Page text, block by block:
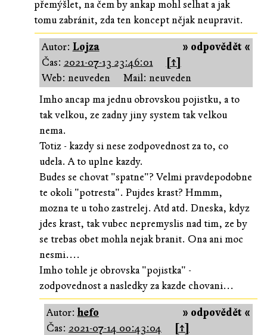
přemýšlet, na čem by ankap mohl selhat a jak
tomu zabránit, zda ten koncept nějak neupravit.
» odpovědět «
Autor: Lojza
Čas: 2021-07-13 23:46:01
[↑]
Web: neuveden
Mail: neuveden
Imho ancap ma jednu obrovskou pojistku, a to
tak velkou, ze zadny jiny system tak velkou
nema.
Totiz - kazdy si nese zodpovednost za to, co
udela. A to uplne kazdy.
Budes se chovat "spatne"? Velmi pravdepodobne
te okoli "potresta". Pujdes krast? Hmmm,
mozna te u toho zastrelej. Atd atd. Dneska, kdyz
jdes krast, tak vubec nepremyslis nad tim, ze by
se trebas obet mohla nejak branit. Ona ani moc
nesmi....
Imho tohle je obrovska "pojistka" -
zodpovednost a nasledky za kazde chovani...
» odpovědět «
Autor:hefo
Čas: 2021-07-14 00:43:04
[↑]